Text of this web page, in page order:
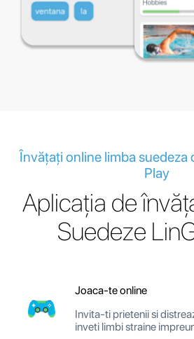
Învățați online limba suedeza
Play
Aplicația de
Suedeze
Joaca-te online
Invita-ti prietenii si
inveti limbi straine